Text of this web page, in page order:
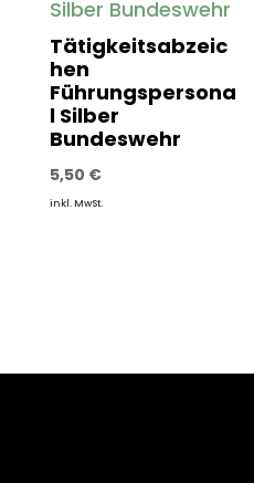
Tätigkeitsabzeic
hen
Führungspersona
l Silber
Bundeswehr
5,50 €
inkl. MwSt.